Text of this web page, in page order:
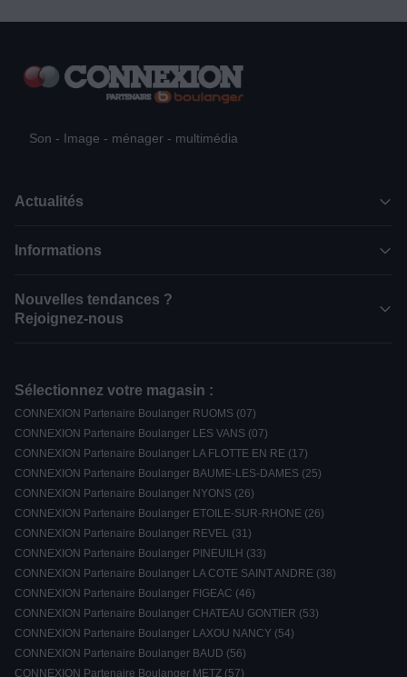
Son - Image - ménager - multimédia
Actualités
Informations
Nouvelles tendances ?
Rejoignez-nous
Sélectionnez votre magasin :
CONNEXION Partenaire Boulanger RUOMS (07)
CONNEXION Partenaire Boulanger LES VANS (07)
CONNEXION Partenaire Boulanger LA FLOTTE EN RE (17)
CONNEXION Partenaire Boulanger BAUME-LES-DAMES (25)
CONNEXION Partenaire Boulanger NYONS (26)
CONNEXION Partenaire Boulanger ETOILE-SUR-RHONE (26)
CONNEXION Partenaire Boulanger REVEL (31)
CONNEXION Partenaire Boulanger PINEUILH (33)
CONNEXION Partenaire Boulanger LA COTE SAINT ANDRE (38)
CONNEXION Partenaire Boulanger FIGEAC (46)
CONNEXION Partenaire Boulanger CHATEAU GONTIER (53)
CONNEXION Partenaire Boulanger LAXOU NANCY (54)
CONNEXION Partenaire Boulanger BAUD (56)
CONNEXION Partenaire Boulanger METZ (57)